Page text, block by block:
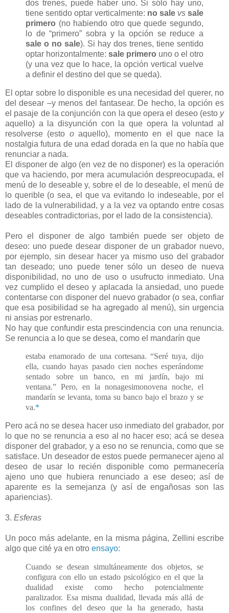
dos trenes, puede haber uno. Si sólo hay uno,
tiene sentido optar verticalmente: no sale vs sale
primero (no habiendo otro que quede segundo,
lo de “primero” sobra y la opción se reduce a
sale o no sale). Si hay dos trenes, tiene sentido
optar horizontalmente: sale primero uno o el otro
(y una vez que lo hace, la opción vertical vuelve
a definir el destino del que se queda).
El optar sobre lo disponible es una necesidad del querer, no
del desear –y menos del fantasear. De hecho, la opción es
el pasaje de la conjunción con la que opera el deseo (esto y
aquello) a la disyunción con la que opera la voluntad al
resolverse (esto oaquello), momento en el que nace la
nostalgia futura de una edad dorada en la que no había que
renunciar a nada.
El disponer de algo (en vez de no disponer) es la operación
que va haciendo, por mera acumulación despreocupada, el
menú de lo deseable y, sobre el de lo deseable, el menú de
lo querible (o sea, el que va evitando lo indeseable, por el
lado de la vulnerabilidad, y a la vez va optando entre cosas
deseables contradictorias, por el lado de la consistencia).
Pero el disponer de algo también puede ser objeto de
deseo: uno puede desear disponer de un grabador nuevo,
por ejemplo, sin desear hacer ya mismo uso del grabador
tan deseado; uno puede tener sólo un deseo de nueva
disponibilidad, no uno de uso o usufructo inmediato. Una
vez cumplido el deseo y aplacada la ansiedad, uno puede
contentarse con disponer del nuevo grabador (o sea, confiar
que esa posibilidad se ha agregado al menú), sin urgencia
ni ansias por estrenarlo.
No hay que confundir esta prescindencia con una renuncia.
Se renuncia a lo que se desea, como el mandarín que
estaba enamorado de una cortesana. “Seré tuya, dijo
ella, cuando hayas pasado cien noches esperándome
sentado sobre un banco, en mi jardín, bajo mi
ventana.” Pero, en la nonagesimonovena noche, el
mandarín se levanta, toma su banco bajo el brazo y se
va.*
Pero acá no se desea hacer uso inmediato del grabador, por
lo que no se renuncia a eso al no hacer eso; acá se desea
disponer del grabador, y a eso no se renuncia, como que se
satisface. Un deseador de estos puede permanecer ajeno al
deseo de usar lo recién disponible como permanecería
ajeno uno que hubiera renunciado a ese deseo; así de
aparente es la semejanza (y así de engañosas son las
apariencias).
3. Esferas
Un poco más adelante, en la misma página, Zellini escribe
algo que cité ya en otro ensayo:
Cuando se desean simultáneamente dos objetos, se
configura con ello un estado psicológico en el que la
dualidad existe como hecho potencialmente
paralizador. Esa misma dualidad, llevada más allá de
los confines del deseo que la ha generado, hasta